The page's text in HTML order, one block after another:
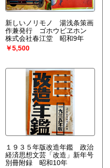
新しいノリモノ 湯浅条策画
作兼発行 ゴホウビヱホン
株式会社春江堂 昭和9年
￥5,500
１９３５年版改造年鑑 政治
経済思想文芸「改造」新年号
別冊附録 昭和10年